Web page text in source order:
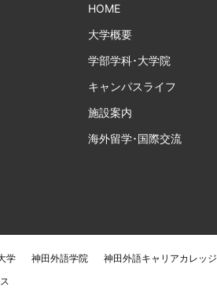
HOME
大学概要
学部学科･大学院
キャンパスライフ
施設案内
海外留学･国際交流
学 神田外語学院 神田外語キャリアカレッジ